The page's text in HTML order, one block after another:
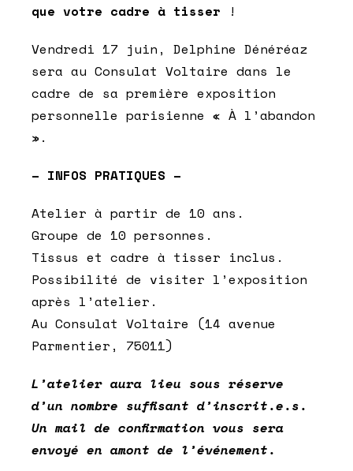
que votre cadre à tisser !
Vendredi 17 juin, Delphine Dénéréaz
sera au Consulat Voltaire dans le
cadre de sa première exposition
personnelle parisienne « À l’abandon
».
– INFOS PRATIQUES –
Atelier à partir de 10 ans.
Groupe de 10 personnes.
Tissus et cadre à tisser inclus.
Possibilité de visiter l’exposition
après l’atelier.
Au Consulat Voltaire (14 avenue
Parmentier, 75011)
L’atelier aura lieu sous réserve
d’un nombre suffisant d’inscrit.e.s.
Un mail de confirmation vous sera
envoyé en amont de l’événement.